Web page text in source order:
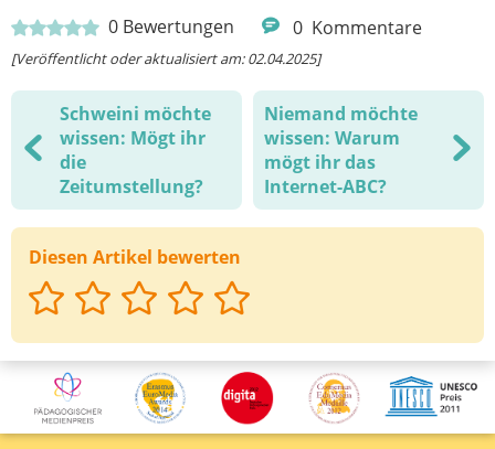
0 Bewertungen 0 Kommentare
[Veröffentlicht oder aktualisiert am: 02.04.2025]
Schweini möchte
wissen: Mögt ihr
die
Zeitumstellung?
Niemand möchte
wissen: Warum
mögt ihr das
Internet-ABC?
Diesen Artikel bewerten